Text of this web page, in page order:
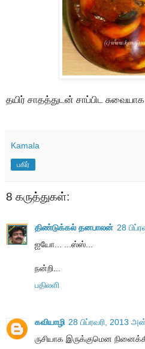
தயிர் சாதத்துடன் சாப்பிட
Kamala
பகிர்
8 கருத்துகள்:
திண்டுக்கல் தனபாலன் 28
ஐயோ... ...ஸ்ஸ்...
நன்றி...
பதிலளி
கவியாழி 28 பிப்ரவரி, 2013
ருசியாக இருக்குமென